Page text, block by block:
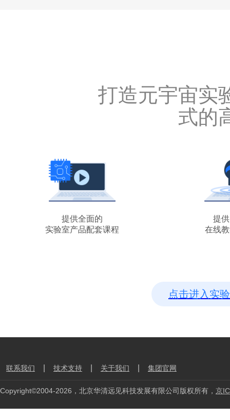
打造元宇宙实
式的
提供全面的
实验室产品配套课程
提
在线
点击进入实
联系我们 技术支持 关于我们 集团官网
Copyright©2004-2026，北京华清远见科技发展有限公司版权所有， 京